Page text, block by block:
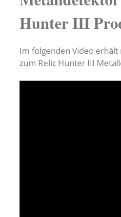
Hunter III
Im folgenden Video
zum Relic Hunter III